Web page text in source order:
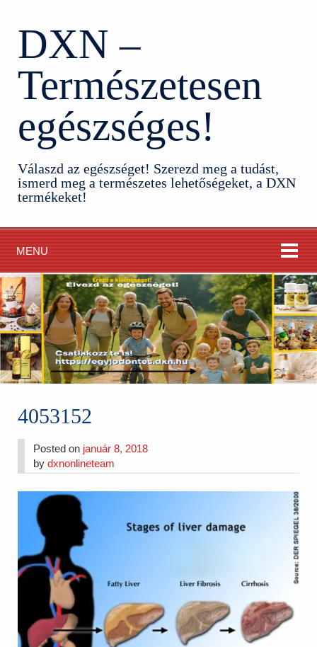
DXN –
Természetesen
egészséges!
Válaszd az egészséget! Szerezd meg a tudást,
ismerd meg a természetes lehetőségeket, a DXN
termékeket!
MENU
4053152
Posted on január 8, 2018
bydxnonlineteam